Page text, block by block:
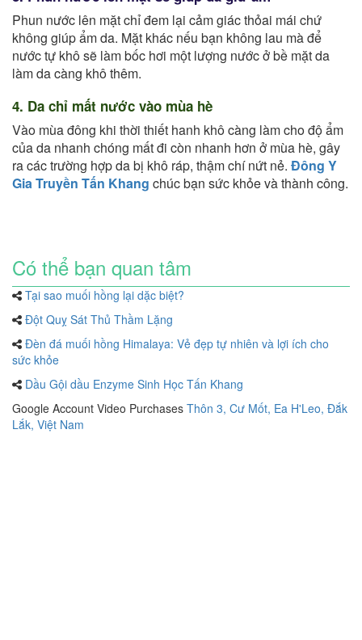
Phun nước lên mặt chỉ đem lại cảm giác thỏai mái chứ
không giúp ẩm da. Mặt khác nếu bạn không lau mà để
nước tự khô sẽ làm bốc hơi một lượng nước ở bề mặt da
làm da càng khô thêm.
4. Da chỉ mất nước vào mùa hè
Vào mùa đông khi thời thiết hanh khô càng làm cho độ ẩm
của da nhanh chóng mất đi còn nhanh hơn ở mùa hè, gây
ra các trường hợp da bị khô ráp, thậm chí nứt nẻ. Đông Y
Gia Truyền Tấn Khang chúc bạn sức khỏe và thành công.
Có thể bạn quan tâm
Tại sao muối hồng lại dặc biệt?
Đột Quỵ Sát Thủ Thầm Lặng
Đèn đá muối hồng Himalaya: Vẻ đẹp tự nhiên và lợi ích cho
sức khỏe
Dầu Gội dầu Enzyme Sinh Học Tấn Khang
Google Account Video Purchases Thôn 3, Cư Mốt, Ea H'Leo, Đắk
Lắk, Việt Nam